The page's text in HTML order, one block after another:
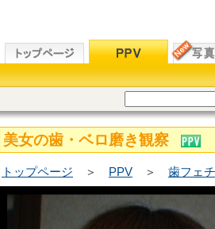
美女の歯・ベロ磨き観察
トップページ ＞ PPV ＞ 歯フェ